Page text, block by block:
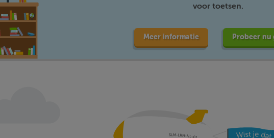
voor toetsen.
Meer informatie Probeer nu